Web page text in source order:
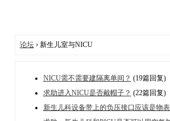
论坛› 新生儿室与NICU
NICU需不需要建隔离单间？ (19篇回复)
求助进入NICU是否戴帽子？ (22篇回复)
新生儿科设备带上的负压接口应该是物